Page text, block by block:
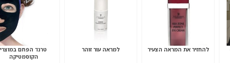
להחזיר את המראה הצעיר למראה עור זוהר
טרנד הפחם במוצרי
הקוסמטיקה